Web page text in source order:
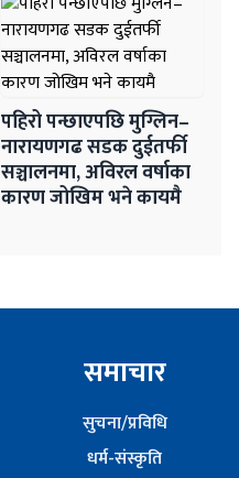
पहिरो पन्छाएपछि मुग्लिन–
नारायणगढ सडक दुईतर्फी
सञ्चालनमा, अविरल वर्षाका
कारण जोखिम भने कायमै
समाचार
सुचना/प्रविधि
धर्म-संस्कृति